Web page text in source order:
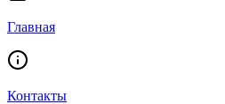
Главная
Контакты